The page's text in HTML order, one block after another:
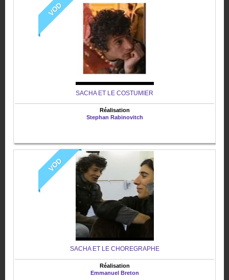
VOD
SACHA ET LE COSTUMIER
Réalisation
Stephan Rabinovitch
VOD
SACHA ET LE CHOREGRAPHE
Réalisation
Emmanuel Breton